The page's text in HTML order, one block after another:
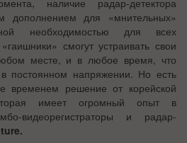
наличие радар-детектора
дополнением для «мнительных»
необходимостью для всех
смогут устраивать свои
месте, и в любое время, что
постоянном напряжении. Но есть
временем решение от корейской
имеет огромный опыт в
видеорегистраторы и радар-